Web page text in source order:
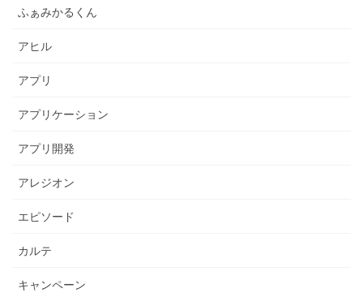
ふぁみかるくん
アヒル
アプリ
アプリケーション
アプリ開発
アレジオン
エピソード
カルテ
キャンペーン